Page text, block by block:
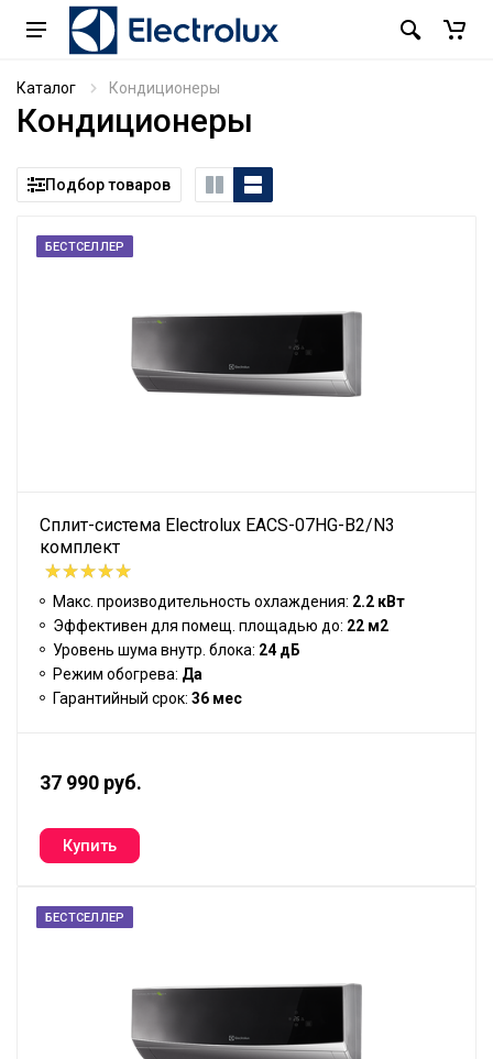
Каталог Кондиционеры
Кондиционеры
Подбор товаров
БЕСТСЕЛЛЕР
Сплит-система Electrolux EACS-07HG-B2/N3
комплект
Макс. производительность охлаждения: 2.2 кВт
Эффективен для помещ. площадью до: 22 м2
Уровень шума внутр. блока: 24 дБ
Режим обогрева: Да
Гарантийный срок: 36 мес
37 990 руб.
БЕСТСЕЛЛЕР